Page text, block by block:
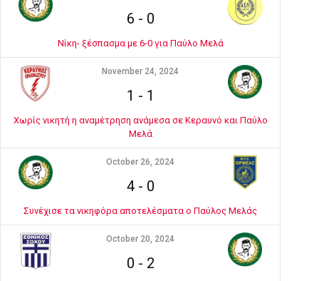
6 - 0
Νίκη- ξέσπασμα με 6-0 για Παύλο Μελά
November 24, 2024
1 - 1
Χωρίς νικητή η αναμέτρηση ανάμεσα σε Κεραυνό και Παύλο
Μελά
October 26, 2024
4- 0
Συνέχισε τα νικηφόρα αποτελέσματα ο Παύλος Μελάς
October 20, 2024
0 - 2